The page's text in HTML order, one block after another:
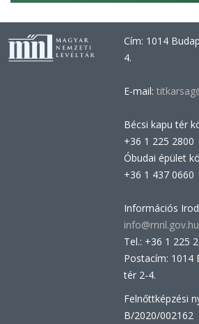
Cím: 1014
4.
E-mail:
Bécsi kapu tér
+36 1 225 2800
Óbudai épület
+36 1 437 0660
Információs
info@mnl.gov.hu
Tel.: +36 1 225
Postacím: 1014
tér 2-4.
Felnőttképzési
B/2020/002162